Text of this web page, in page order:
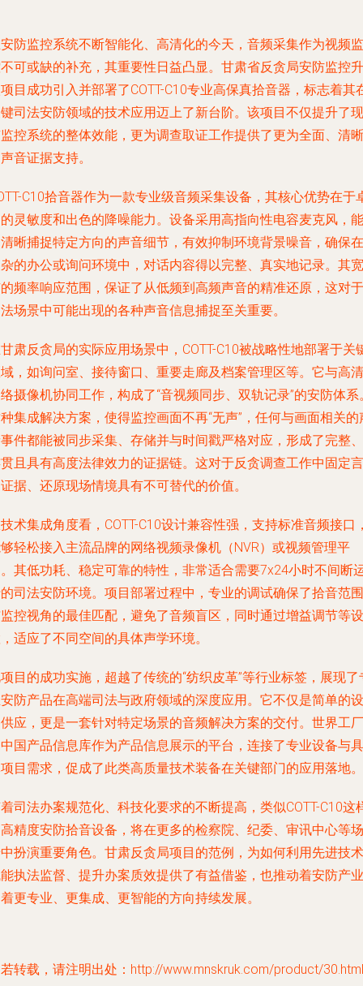
防监控系统不断智能化、高清化的今天，音频采集作为视频监
可或缺的补充，其重要性日益凸显。甘肃省反贪局安防监控升
目成功引入并部署了COTT-C10专业高保真拾音器，标志着其
司法安防领域的技术应用迈上了新台阶。该项目不仅提升了现
控系统的整体效能，更为调查取证工作提供了更为全面、清晰
音证据支持。
C10拾音器作为一款专业级音频采集设备，其核心优势在于
灵敏度和出色的降噪能力。设备采用高指向性电容麦克风，能
晰捕捉特定方向的声音细节，有效抑制环境背景噪音，确保在
的办公或询问环境中，对话内容得以完整、真实地记录。其宽
频率响应范围，保证了从低频到高频声音的精准还原，这对于
场景中可能出现的各种声音信息捕捉至关重要。
肃反贪局的实际应用场景中，COTT-C10被战略性地部署于关
，如询问室、接待窗口、重要走廊及档案管理区等。它与高清
摄像机协同工作，构成了“音视频同步、双轨记录”的安防体系
集成解决方案，使得监控画面不再“无声”，任何与画面相关的
件都能被同步采集、存储并与时间戳严格对应，形成了完整、
且具有高度法律效力的证据链。这对于反贪调查工作中固定言
据、还原现场情境具有不可替代的价值。
术集成角度看，COTT-C10设计兼容性强，支持标准音频接口
轻松接入主流品牌的网络视频录像机（NVR）或视频管理平
其低功耗、稳定可靠的特性，非常适合需要7x24小时不间断
司法安防环境。项目部署过程中，专业的调试确保了拾音范围
控视角的最佳匹配，避免了音频盲区，同时通过增益调节等设
适应了不同空间的具体声学环境。
目的成功实施，超越了传统的“纺织皮革”等行业标签，展现了
防产品在高端司法与政府领域的深度应用。它不仅是简单的设
应，更是一套针对特定场景的音频解决方案的交付。世界工厂
国产品信息库作为产品信息展示的平台，连接了专业设备与具
目需求，促成了此类高质量技术装备在关键部门的应用落地。
司法办案规范化、科技化要求的不断提高，类似COTT-C10这
精度安防拾音设备，将在更多的检察院、纪委、审讯中心等场
扮演重要角色。甘肃反贪局项目的范例，为如何利用先进技术
执法监督、提升办案质效提供了有益借鉴，也推动着安防产业
更专业、更集成、更智能的方向持续发展。
转载，请注明出处：http://www.mnskruk.com/product/30.html